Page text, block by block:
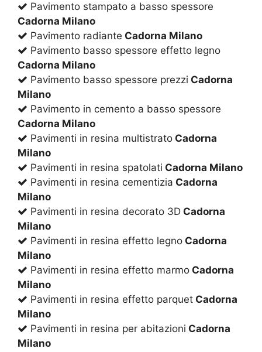
Pavimento stampato a basso spessore
Cadorna Milano
Pavimento radiante Cadorna Milano
Pavimento basso spessore effetto legno
Cadorna Milano
Pavimento basso spessore prezzi Cadorna
Milano
Pavimento in cemento a basso spessore
Cadorna Milano
Pavimenti in resina multistrato Cadorna
Milano
Pavimenti in resina spatolati Cadorna Milano
Pavimenti in resina cementizia Cadorna
Milano
Pavimenti in resina decorato 3D Cadorna
Milano
Pavimenti in resina effetto legno Cadorna
Milano
Pavimenti in resina effetto marmo Cadorna
Milano
Pavimenti in resina effetto parquet Cadorna
Milano
Pavimenti in resina per abitazioni Cadorna
Milano